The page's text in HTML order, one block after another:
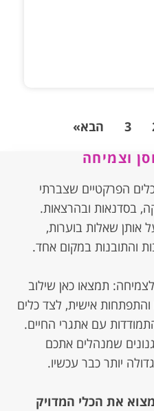
3 הבא»
וצמיחה
הפרקטיים שצברתי
בסדנאות ובהרצאות.
אותן שאלות בוערות,
והתובנות במקום אחד.
תמצאו כאן שילוב
אישית, לצד כלים
עם אתגרי החיים.
שמנהלים אתכם
יותר כבר עכשיו.
את הכלי המדויק